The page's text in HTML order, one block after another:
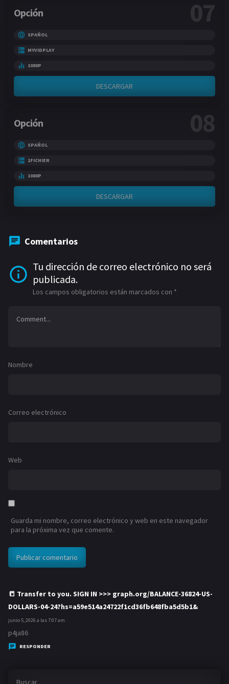
Opción 07
SPAŃOL
MYVIDPLAY
1080P
DESCARGAR
Opción 08
SPAŃOL
1FICHIER
1080P
DESCARGAR
Comentarios
Tu dirección de correo electrónico no será
publicada.
Los campos obligatorios están marcados con *
Nombre
Correo electrónico
Web
Guarda mi nombre, correo electrónico y web en este navegador
para la próxima vez que comente.
📒 Transfer to you. SIGN IN >>> graph.org/BALANCE-36824-US-
DOLLARS-04-24?hs=a59e514a24722f1cd36fb648fba5d5b1&
junio 5, 2026 a las 7:07 am
p4ja86
RESPONDER
Buscar